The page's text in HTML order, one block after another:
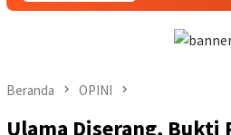
Beranda OPINI
Ulama Diserang, Bukti